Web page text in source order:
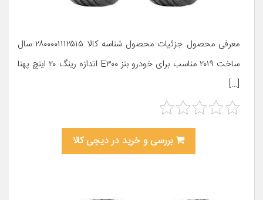
معرفی محصول جزئیات محصول شناسه کالا ۲۸۰۰۰۰۱۱۱۲۵۱۵ سال
ساخت ۲۰۱۹ مناسب برای خودرو بنز E۳۰۰ اندازه رینگ ۲۰ اینچ پهنا
[…]
بررسی و خرید در دیجی کالا